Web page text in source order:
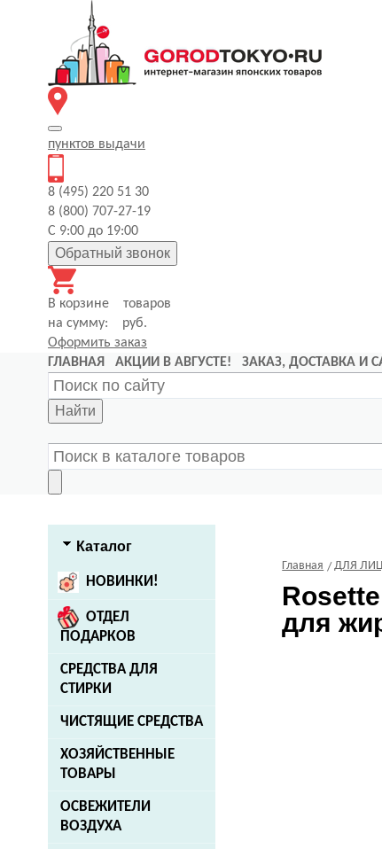
пунктов выдачи
8 (495) 220 51 30
8 (800) 707-27-19
С 9:00 до 19:00
Обратный звонок
В корзине
товаров
на сумму:
руб.
Оформить заказ
ГЛАВНАЯ
АКЦИИ В АВГУСТЕ! ЗАКАЗ, ДОСТАВКА И
Найти
Каталог
НОВИНКИ!
ОТДЕЛ
ПОДАРКОВ
СРЕДСТВА ДЛЯ
СТИРКИ
ЧИСТЯЩИЕ СРЕДСТВА
ХОЗЯЙСТВЕННЫЕ
ТОВАРЫ
ОСВЕЖИТЕЛИ
ВОЗДУХА
Главная ДЛЯ
Rosette
для